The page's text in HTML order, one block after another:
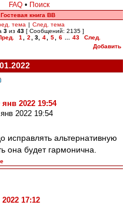
FAQ • Поиск
Гостевая книга ВВ
тема | След. тема
3 из 43 [ Сообщений: 2135 ]
1 2 3, 4 5 6 43
След.
Добавить
2022 19:54
2022 19:54
исправлять альтернативную
она будет гармонична.
2022 17:12